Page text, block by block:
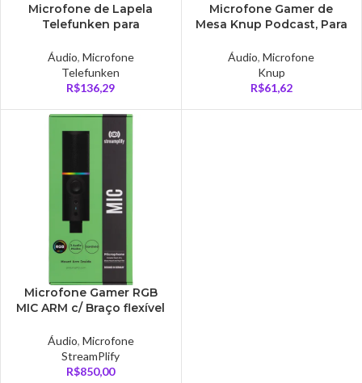
Microfone de Lapela
Telefunken para
Tablet, Preto –
TFSMARTMIC
Áudio, Microfone
Telefunken
R$136,29
Microfone Gamer de
Mesa Knup Podcast, Para
Pedestal – KP-903
Áudio,Microfone
Knup
R$61,62
Microfone Gamer RGB
MIC ARM c/ Braço flexível
MIC-48-RGB-TP-BK
Áudio, Microfone
StreamPlify
R$850,00